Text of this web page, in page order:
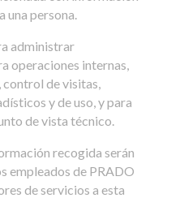
una persona.
administrar
operaciones internas,
control de visitas,
y de uso, y para
de vista técnico.
recogida serán
empleados de PRADO
de servicios a esta